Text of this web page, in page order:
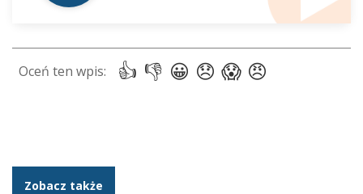
Zobacz także